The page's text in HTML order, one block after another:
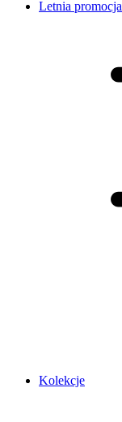
Letnia promocja
Kolekcje